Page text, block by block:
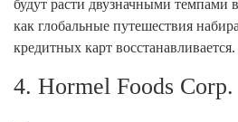
будут расти двузначными темпами
как глобальные путешествия
кредитных карт восстанавливается.
4. Hormel Foods